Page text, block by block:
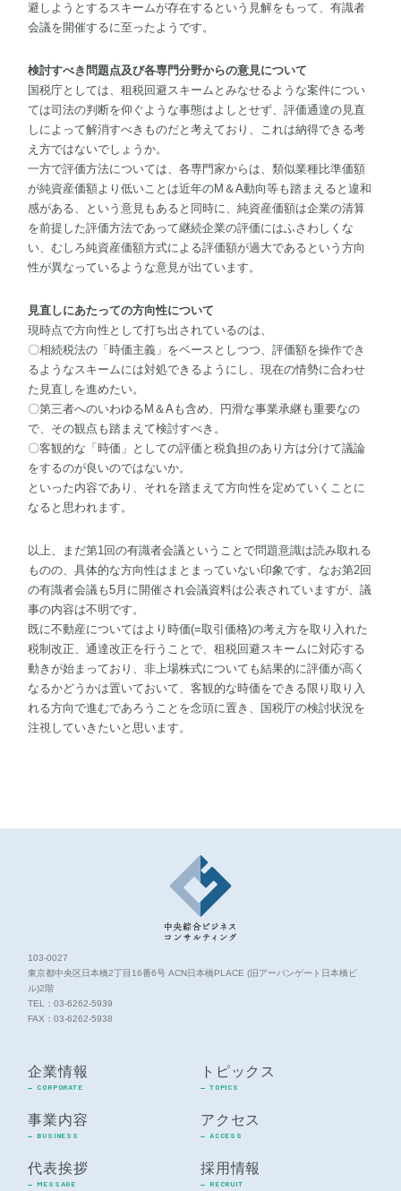
避しようとするスキームが存在するという見解をもって、有識者
会議を開催するに至ったようです。
検討すべき問題点及び各専門分野からの意見について
国税庁としては、租税回避スキームとみなせるような案件につい
ては司法の判断を仰ぐような事態はよしとせず、評価通達の見直
しによって解消すべきものだと考えており、これは納得できる考
え方ではないでしょうか。
一方で評価方法については、各専門家からは、類似業種比準価額
が純資産価額より低いことは近年のM＆A動向等も踏まえると違和
感がある、という意見もあると同時に、純資産価額は企業の清算
を前提した評価方法であって継続企業の評価にはふさわしくな
い、むしろ純資産価額方式による評価額が過大であるという方向
性が異なっているような意見が出ています。
見直しにあたっての方向性について
現時点で方向性として打ち出されているのは、
〇相続税法の「時価主義」をベースとしつつ、評価額を操作でき
るようなスキームには対処できるようにし、現在の情勢に合わせ
た見直しを進めたい。
〇第三者へのいわゆるM＆Aも含め、円滑な事業承継も重要なの
で、その観点も踏まえて検討すべき。
〇客観的な「時価」としての評価と税負担のあり方は分けて議論
をするのが良いのではないか。
といった内容であり、それを踏まえて方向性を定めていくことに
なると思われます。
以上、まだ第1回の有識者会議ということで問題意識は読み取れる
ものの、具体的な方向性はまとまっていない印象です。なお第2回
の有識者会議も5月に開催され会議資料は公表されていますが、議
事の内容は不明です。
既に不動産についてはより時価(=取引価格)の考え方を取り入れた
税制改正、通達改正を行うことで、租税回避スキームに対応する
動きが始まっており、非上場株式についても結果的に評価が高く
なるかどうかは置いておいて、客観的な時価をできる限り取り入
れる方向で進むであろうことを念頭に置き、国税庁の検討状況を
注視していきたいと思います。
103-0027
東京都中央区日本橋2丁目16番6号 ACN日本橋PLACE (旧アーバンゲート日本橋ビ
ル)2階
TEL：03-6262-5939
FAX：03-6262-5938
企業情報
CORPORATE
トピックス
TOPICS
事業内容
BUSINESS
アクセス
ACCESS
代表挨拶
MESSAGE
採用情報
RECRUIT